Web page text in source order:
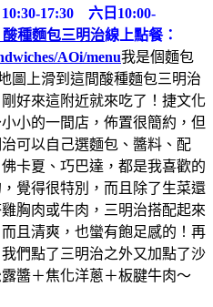
17:30 六日10:00-
酸種麵包三明治線上點餐：
AOi/menu我是個麵包
圖上滑到這間酸種麵包三明治
好來這附近就來吃了！捷文化
小的一間店，佈置很簡約，但
可以自己選麵包、醬料、配
卡夏、巧巴達，都是我喜歡的
覺得很特別，而且除了生菜還
胸肉或牛肉，三明治搭配起來
且清爽，也蠻有飽足感的！再
們點了三明治之外又加點了沙
醬＋焦化洋蔥＋板腱牛肉～